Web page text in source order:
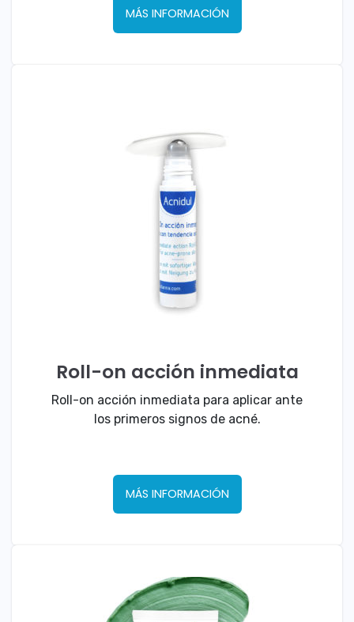
MÁS INFORMACIÓN
Roll-on acción inmediata
Roll-on acción inmediata para aplicar ante
los primeros signos de acné.
MÁS INFORMACIÓN